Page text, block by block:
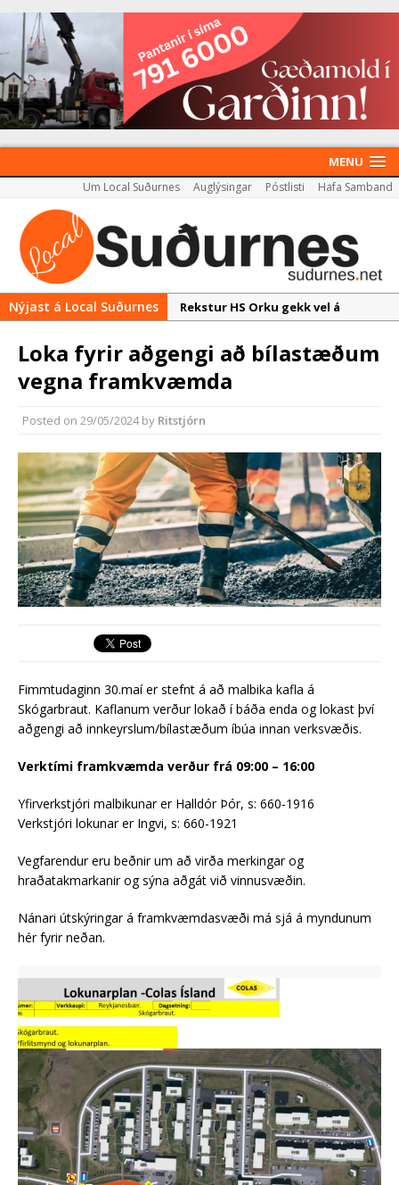
MENU
Um Local Suðurnes Auglýsingar Póstlisti Hafa Samband
Nýjast á Local Suðurnes
Rekstur HS Orku gekk vel á
Útboð á byggingarétti
Nýir aðilar taka við
Reykjanesbæ
Loka fyrir aðgengi að bílastæðum
vegna framkvæmda
Posted on 29/05/2024by Ritstjórn
Fimmtudaginn 30.maí er stefnt á að malbika kafla á
Skógarbraut. Kaflanum verður lokað í báða enda og lokast því
aðgengi að innkeyrslum/bílastæðum íbúa innan verksvæðis.
Verktími framkvæmda verður frá 09:00 – 16:00
Yfirverkstjóri malbikunar er Halldór Þór, s: 660-1916
Verkstjóri lokunar er Ingvi, s: 660-1921
Vegfarendur eru beðnir um að virða merkingar og
hraðatakmarkanir og sýna aðgát við vinnusvæðin.
Nánari útskýringar á framkvæmdasvæði má sjá á myndunum
hér fyrir neðan.